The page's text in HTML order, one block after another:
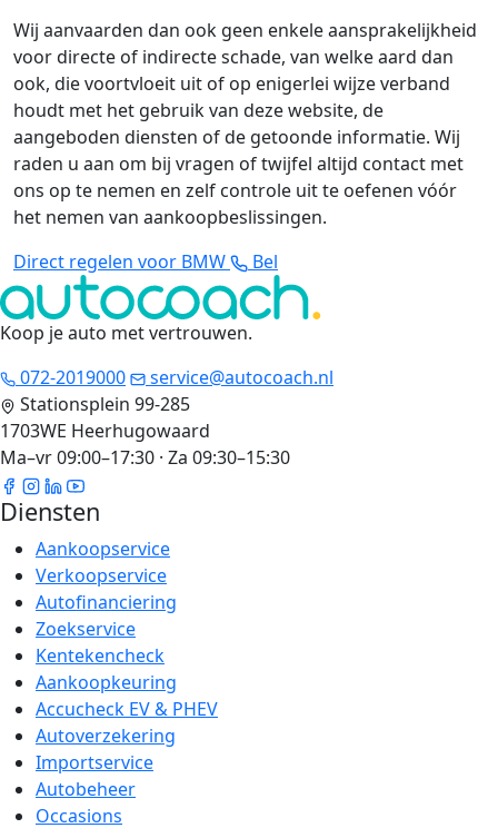
Wij aanvaarden dan ook geen enkele aansprakelijkheid
voor directe of indirecte schade, van welke aard dan
ook, die voortvloeit uit of op enigerlei wijze verband
houdt met het gebruik van deze website, de
aangeboden diensten of de getoonde informatie. Wij
raden u aan om bij vragen of twijfel altijd contact met
ons op te nemen en zelf controle uit te oefenen vóór
het nemen van aankoopbeslissingen.
Direct regelen voor BMW
Bel
Koop je auto met vertrouwen.
072-2019000
service@autocoach.nl
Stationsplein 99-285
1703WE Heerhugowaard
Ma–vr 09:00–17:30 · Za 09:30–15:30
Diensten
Aankoopservice
Verkoopservice
Autofinanciering
Zoekservice
Kentekencheck
Aankoopkeuring
Accucheck EV & PHEV
Autoverzekering
Importservice
Autobeheer
Occasions